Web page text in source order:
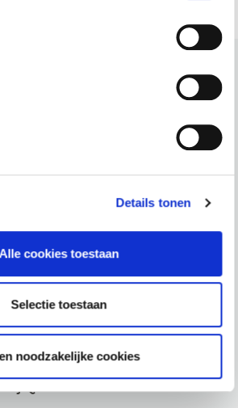
Details tonen
Alle cookies toestaan
Selectie toestaan
noodzakelijke cookies
bij Q2